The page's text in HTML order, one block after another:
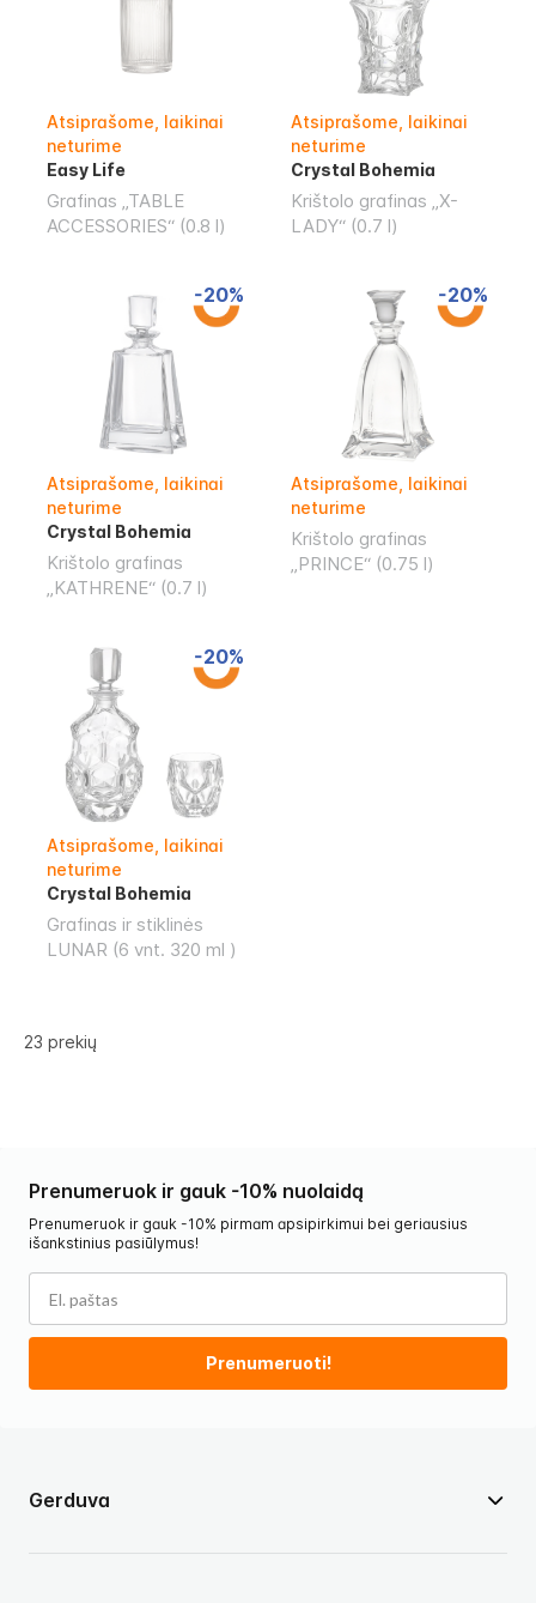
23 prekių
Atsiprašome, laikinai
neturime
Easy Life
Grafinas „TABLE
ACCESSORIES“ (0.8 l)
Atsiprašome, laikinai
neturime
Crystal Bohemia
Krištolo grafinas „X-
LADY“ (0.7 l)
-20%
Atsiprašome, laikinai
neturime
Crystal Bohemia
Krištolo grafinas
„KATHRENE“ (0.7 l)
-20%
Atsiprašome, laikinai
neturime
Krištolo grafinas
„PRINCE“ (0.75 l)
-20%
Atsiprašome, laikinai
neturime
Crystal Bohemia
Grafinas ir stiklinės
LUNAR (6 vnt. 320 ml )
Gerduva
Prenumeruok ir gauk -10% nuolaidą
Prenumeruok ir gauk -10% pirmam apsipirkimui bei geriausius
išankstinius pasiūlymus!
Prenumeruoti!